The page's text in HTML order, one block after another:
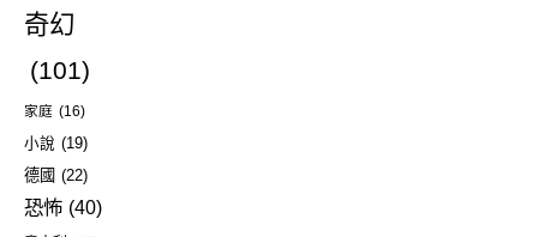
奇幻
(101)
家庭 (16)
小說 (19)
德國 (22)
恐怖 (40)